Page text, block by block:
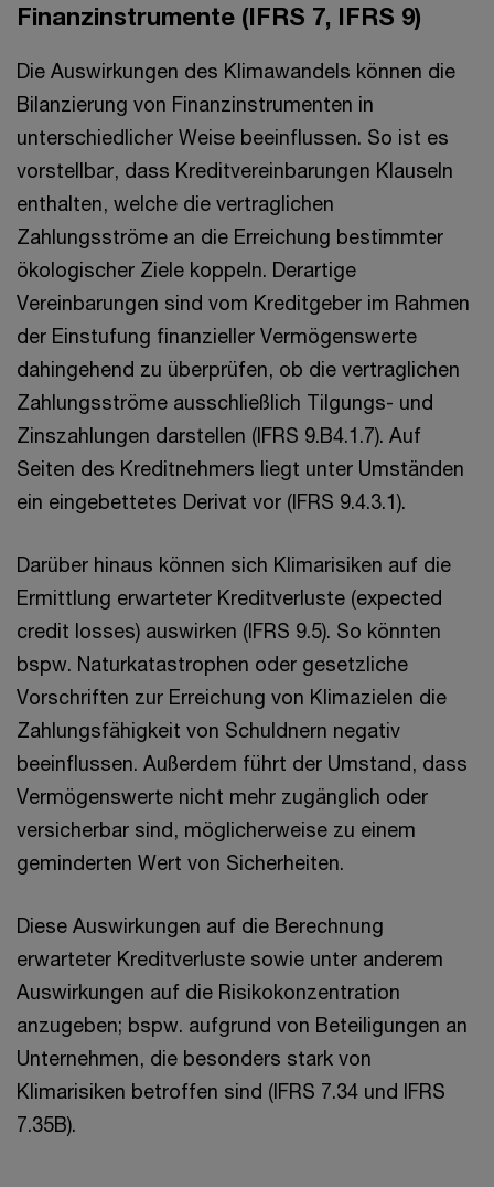
Finanzinstrumente (IFRS 7, IFRS 9)
Die Auswirkungen des Klimawandels können die
Bilanzierung von Finanzinstrumenten in
unterschiedlicher Weise beeinflussen. So ist es
vorstellbar, dass Kreditvereinbarungen Klauseln
enthalten, welche die vertraglichen
Zahlungsströme an die Erreichung bestimmter
ökologischer Ziele koppeln. Derartige
Vereinbarungen sind vom Kreditgeber im Rahmen
der Einstufung finanzieller Vermögenswerte
dahingehend zu überprüfen, ob die vertraglichen
Zahlungsströme ausschließlich Tilgungs- und
Zinszahlungen darstellen (IFRS 9.B4.1.7). Auf
Seiten des Kreditnehmers liegt unter Umständen
ein eingebettetes Derivat vor (IFRS 9.4.3.1).
Darüber hinaus können sich Klimarisiken auf die
Ermittlung erwarteter Kreditverluste (expected
credit losses) auswirken (IFRS 9.5). So könnten
bspw. Naturkatastrophen oder gesetzliche
Vorschriften zur Erreichung von Klimazielen die
Zahlungsfähigkeit von Schuldnern negativ
beeinflussen. Außerdem führt der Umstand, dass
Vermögenswerte nicht mehr zugänglich oder
versicherbar sind, möglicherweise zu einem
geminderten Wert von Sicherheiten.
Diese Auswirkungen auf die Berechnung
erwarteter Kreditverluste sowie unter anderem
Auswirkungen auf die Risikokonzentration
anzugeben; bspw. aufgrund von Beteiligungen an
Unternehmen, die besonders stark von
Klimarisiken betroffen sind (IFRS 7.34 und IFRS
7.35B).